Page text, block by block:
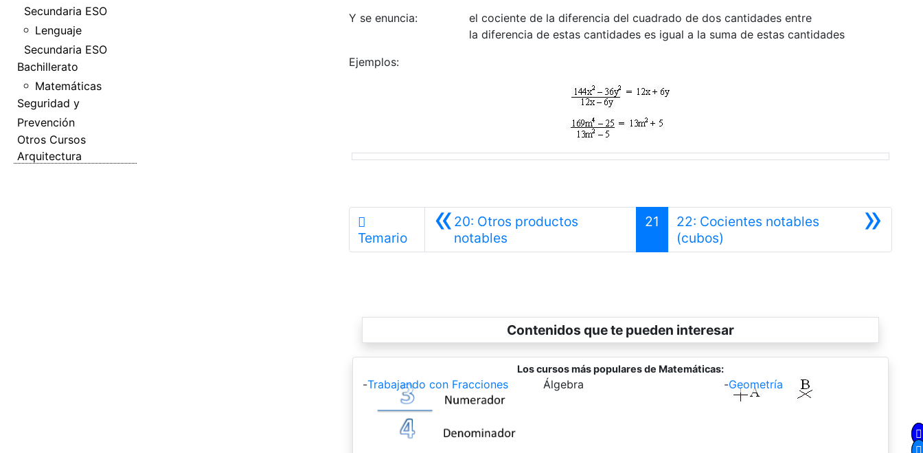
Secundaria ESO
Lenguaje
Secundaria ESO
Bachillerato
Matemáticas
Seguridad y
Prevención
Otros Cursos
Arquitectura
Y se enuncia: el cociente de la diferencia del cuadrado de dos cantidades entre
la diferencia de estas cantidades es igual a la suma de estas cantidades
Ejemplos:
Temario «20: Otros productos
notablesAnterior
21 »
22: Cocientes notables
(cubos)
Contenidos que te pueden interesar
Los cursos más populares de Matemáticas:
-Trabajando con Fracciones -
Álgebra -Geometría